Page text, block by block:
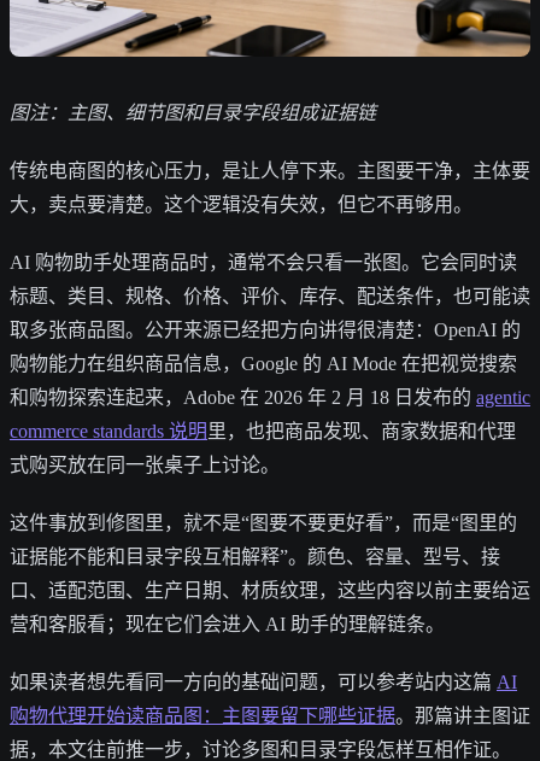
图注：主图、细节图和目录字段组成证据链
传统电商图的核心压力，是让人停下来。主图要干净，主体要
大，卖点要清楚。这个逻辑没有失效，但它不再够用。
AI 购物助手处理商品时，通常不会只看一张图。它会同时读
标题、类目、规格、价格、评价、库存、配送条件，也可能读
取多张商品图。公开来源已经把方向讲得很清楚：OpenAI 的
购物能力在组织商品信息，Google 的 AI Mode 在把视觉搜索
和购物探索连起来，Adobe 在 2026 年 2 月 18 日发布的 agentic
commerce standards 说明 里，也把商品发现、商家数据和代理
式购买放在同一张桌子上讨论。
这件事放到修图里，就不是“图要不要更好看”，而是“图里的
证据能不能和目录字段互相解释”。颜色、容量、型号、接
口、适配范围、生产日期、材质纹理，这些内容以前主要给运
营和客服看；现在它们会进入 AI 助手的理解链条。
如果读者想先看同一方向的基础问题，可以参考站内这篇 AI
购物代理开始读商品图：主图要留下哪些证据。那篇讲主图证
据，本文往前推一步，讨论多图和目录字段怎样互相作证。